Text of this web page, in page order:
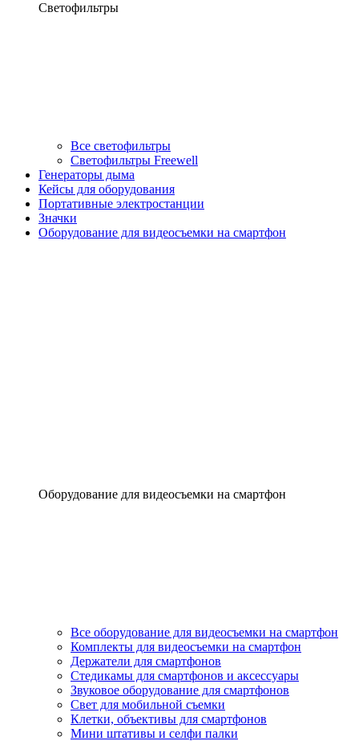
Светофильтры
Все светофильтры
Светофильтры Freewell
Генераторы дыма
Кейсы для оборудования
Портативные электростанции
Значки
Оборудование для видеосъемки на смартфон
Оборудование для видеосъемки на смартфон
Все оборудование для видеосъемки на смартфон
Комплекты для видеосъемки на смартфон
Держатели для смартфонов
Стедикамы для смартфонов и аксессуары
Звуковое оборудование для смартфонов
Свет для мобильной съемки
Клетки, объективы для смартфонов
Мини штативы и селфи палки